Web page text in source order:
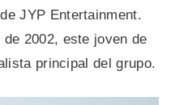
JYP Entertainment.
2002, este joven de
principal del grupo.